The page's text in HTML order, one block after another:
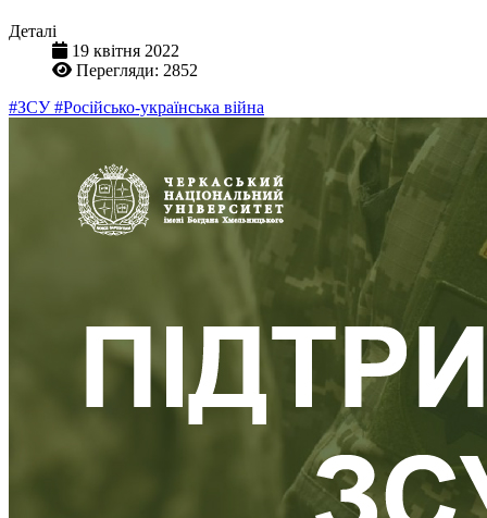
Деталі
19 квітня 2022
Перегляди: 2852
#ЗСУ#Російсько-українська війна